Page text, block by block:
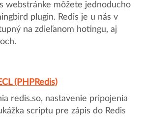
webstránke môžete jednoducho
plugin. Redis je u nás v
na zdieľanom hotingu, aj
(PHPRedis)
redis.so, nastavenie pripojenia
scriptu pre zápis do Redis